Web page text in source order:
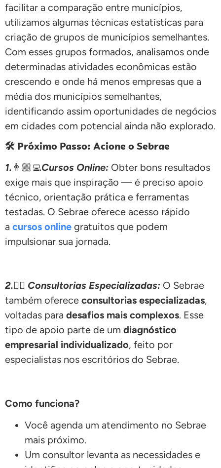
facilitar a comparação entre municípios,
utilizamos algumas técnicas estatísticas para
criação de grupos de municípios semelhantes.
Com esses grupos formados, analisamos onde
determinadas atividades econômicas estão
crescendo e onde há menos empresas que a
média dos municípios semelhantes,
identificando assim oportunidades de negócios
em cidades com potencial ainda não explorado.
🛠️ Próximo Passo: Acione o Sebrae
1. 👨🏼‍💻Cursos Online: Obter bons resultados
exige mais que inspiração — é preciso apoio
técnico, orientação prática e ferramentas
testadas. O Sebrae oferece acesso rápido
a cursos online gratuitos que podem
impulsionar sua jornada.
2.🕵🏽 Consultorias Especializadas: O Sebrae
também oferece consultorias especializadas,
voltadas para desafios mais complexos. Esse
tipo de apoio parte de um diagnóstico
empresarial individualizado, feito por
especialistas nos escritórios do Sebrae.
Como funciona?
Você agenda um atendimento no Sebrae
mais próximo.
Um consultor levanta as necessidades e